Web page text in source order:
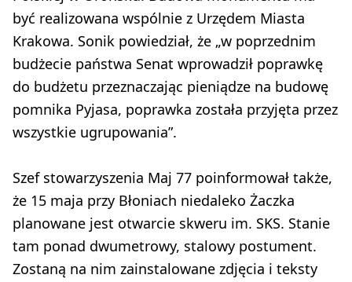
być realizowana wspólnie z Urzędem Miasta
Krakowa. Sonik powiedział, że „w poprzednim
budżecie państwa Senat wprowadził poprawkę
do budżetu przeznaczając pieniądze na budowę
pomnika Pyjasa, poprawka została przyjęta przez
wszystkie ugrupowania”.
Szef stowarzyszenia Maj 77 poinformował także,
że 15 maja przy Błoniach niedaleko Żaczka
planowane jest otwarcie skweru im. SKS. Stanie
tam ponad dwumetrowy, stalowy postument.
Zostaną na nim zainstalowane zdjęcia i teksty